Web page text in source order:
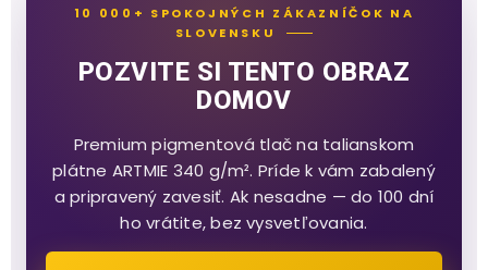
10 000+ SPOKOJNÝCH ZÁKAZNÍČOK NA
SLOVENSKU
POZVITE SI TENTO OBRAZ
DOMOV
Premium pigmentová tlač na talianskom
plátne ARTMIE 340 g/m². Príde k vám zabalený
a pripravený zavesiť. Ak nesadne — do 100 dní
ho vrátite, bez vysvetľovania.